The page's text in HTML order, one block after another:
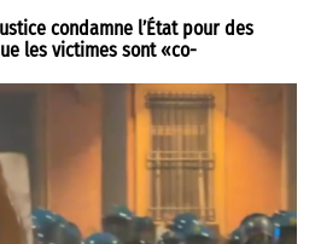
condamne l’État pour des
les victimes sont «co-